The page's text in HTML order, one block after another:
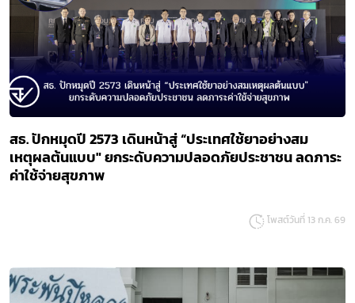
สธ. ปักหมุดปี 2573 เดินหน้าสู่ “ประเทศใช้ยาอย่างสม
เหตุผลต้นแบบ" ยกระดับความปลอดภัยประชาชน ลดภาระ
ค่าใช้จ่ายสุขภาพ
โพสต์วันที่ 13 ก.ค. 69